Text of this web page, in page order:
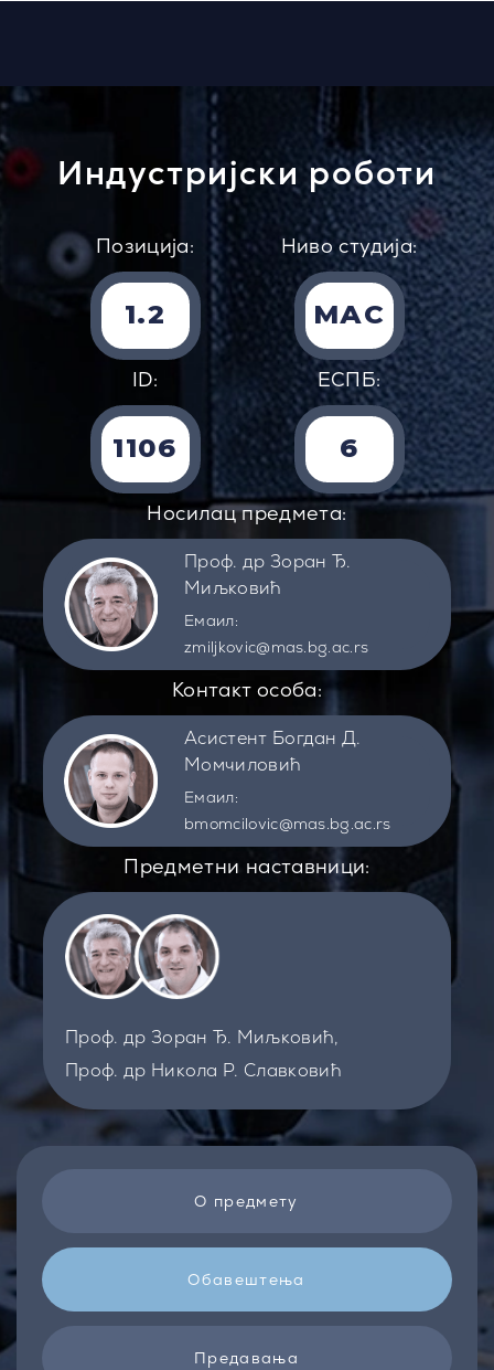
Индустријски роботи
Позиција:
1.2
Ниво студија:
МАС
ID:
1106
EСПБ:
6
Носилац предмета:
Проф. др Зоран Ђ.
Миљковић
Емаил:
zmiljkovic@mas.bg.ac.rs
Контакт особа:
Асистент Богдан Д.
Момчиловић
Емаил:
bmomcilovic@mas.bg.ac.rs
Предметни наставници:
Проф. др Зоран Ђ. Миљковић,
Проф. др Никола Р. Славковић
О предмету
Обавештења
Предавања